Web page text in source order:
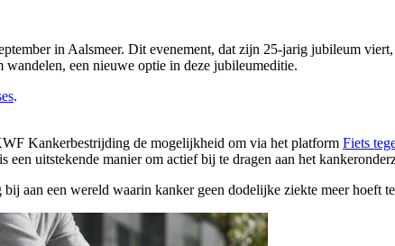
in Aalsmeer. Dit evenement, dat zijn 25-jarig jubileum
een nieuwe optie in deze jubileumeditie.
.
Kankerbestrijding de mogelijkheid om via het platform Fiets
uitstekende manier om actief bij te dragen aan het
aan een wereld waarin kanker geen dodelijke ziekte meer hoeft